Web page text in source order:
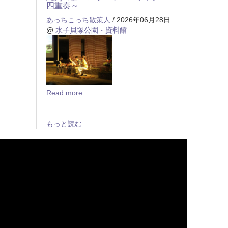
四重奏～
あっちこっち散策人 / 2026年06月28日
@ 水子貝塚公園・資料館
Read more
もっと読む